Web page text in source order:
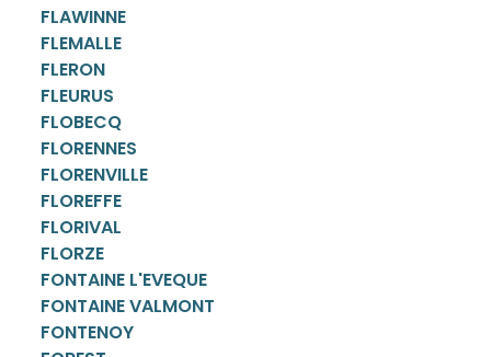
FLAWINNE
FLEMALLE
FLERON
FLEURUS
FLOBECQ
FLORENNES
FLORENVILLE
FLOREFFE
FLORIVAL
FLORZE
FONTAINE L'EVEQUE
FONTAINE VALMONT
FONTENOY